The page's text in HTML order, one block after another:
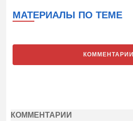
МАТЕРИАЛЫ ПО ТЕМЕ
КОММЕНТАРИИ
КОММЕНТАРИИ